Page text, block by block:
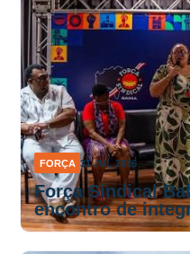
FORÇA 31 JUL 2026
Força Sindical
encontro de